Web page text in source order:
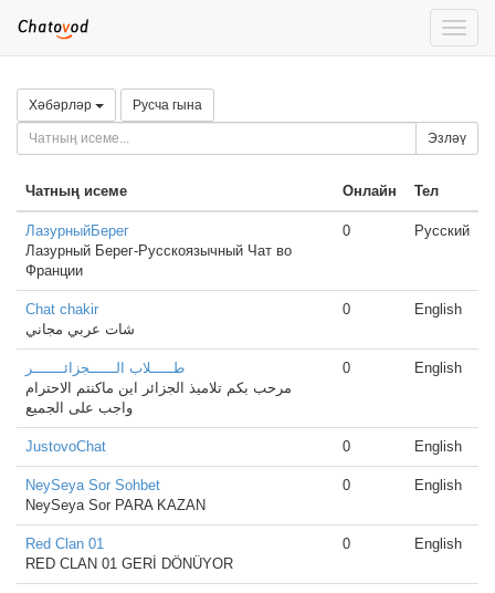
Toggle
Хәбәрләр Русча гына
Эзләү
Чатның исеме Онлайн Тел
ЛазурныйБерег
Лазурный Берег-Русскоязычный Чат во
Франции
0 Русский
Chat chakir
شات عربي مجاني
0 English
طـــــلاب الــــــجزائـــــــر
مرحب بكم تلاميذ الجزائر اين ماكنتم الاحترام
واجب على الجميع
0 English
JustovoChat 0 English
NeySeya Sor Sohbet
NeySeya Sor PARA KAZAN
0 English
Red Clan 01
RED CLAN 01 GERİ DÖNÜYOR
0 English